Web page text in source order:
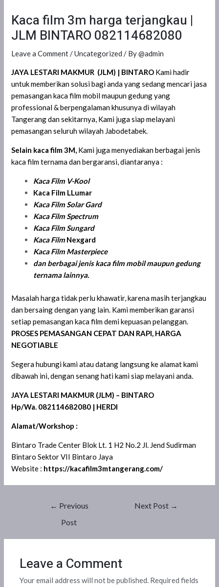
Kaca film 3m harga terjangkau |
JLM BINTARO 082114682080
Leave a Comment/Uncategorized / By@admin
JAYA LESTARI MAKMUR (JLM) | BINTARO Kami hadir
untuk memberikan solusi bagi anda yang sedang mencari jasa
pemasangan kaca film mobil maupun gedung yang
professional & berpengalaman khusunya di wilayah
Tangerang dan sekitarnya, Kami juga siap melayani
pemasangan seluruh wilayah Jabodetabek.
Selain kaca film 3M, Kami juga menyediakan berbagai jenis
kaca film ternama dan bergaransi, diantaranya :
Kaca Film V-Kool
Kaca Film LLumar
Kaca Film Solar Gard
Kaca Film Spectrum
Kaca Film Sungard
Kaca Film Nexgard
Kaca Film Masterpiece
dan berbagai jenis kaca film mobil maupun gedung
ternama lainnya.
Masalah harga tidak perlu khawatir, karena masih terjangkau
dan bersaing dengan yang lain. Kami memberikan garansi
setiap pemasangan kaca film demi kepuasan pelanggan.
PROSES PEMASANGAN CEPAT DAN RAPI, HARGA
NEGOTIABLE
Segera hubungi kami atau datang langsung ke alamat kami
dibawah ini, dengan senang hati kami siap melayani anda.
JAYA LESTARI MAKMUR (JLM) – BINTARO
Hp/Wa. 082114682080 | HERDI
Alamat/Workshop :
Bintaro Trade Center Blok Lt. 1 H2 No.2 Jl. Jend Sudirman
Bintaro Sektor VII Bintaro Jaya
Website : https://kacafilm3mtangerang.com/
← Previous
Post
Next Post →
Leave a Comment
Your email address will not be published. Required fields